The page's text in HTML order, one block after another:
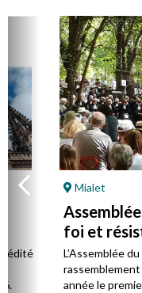
édité
Mialet
foi et
Marie
L’Assemblée
année le